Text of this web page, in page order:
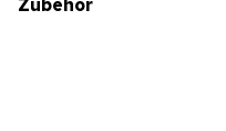
Zubehör